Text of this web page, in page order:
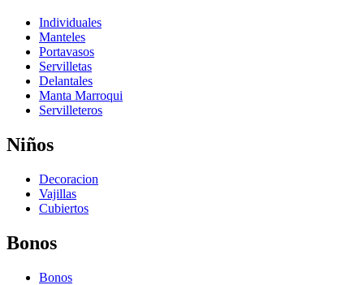
Individuales
Manteles
Portavasos
Servilletas
Delantales
Manta Marroqui
Servilleteros
Niños
Decoracion
Vajillas
Cubiertos
Bonos
Bonos